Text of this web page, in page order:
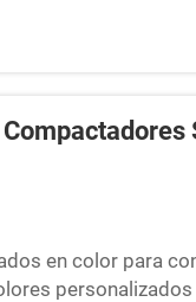
en color para